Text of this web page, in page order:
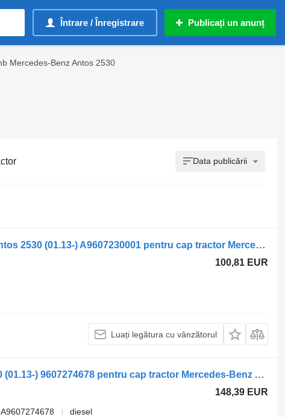
Întrare / Înregistrare Publicați un anunț
Mercedes-Benz Antos 2530
Data publicării
Încuietoare ușă Mercedes-Benz Antos 2530 (01.13-) A9607230001 pentru cap tractor Mercedes-Benz Actros MP4 Antos Arocs (2012-)
100,81 EUR
Luați legătura cu vânzătorul
Izolaţie Mercedes-Benz antos 2530 (01.13-) 9607274678 pentru cap tractor Mercedes-Benz Actros MP4 Antos Arocs (2012-)
148,39 EUR
diesel